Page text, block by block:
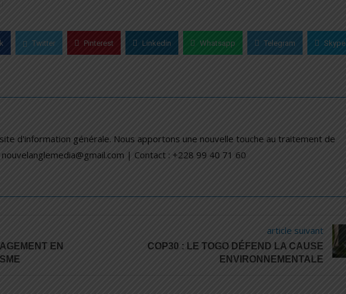
Twitter Pinterest Linkedin Whatsapp Telegram Skype
d'information générale. Nous apportons une nouvelle touche au traitement de
| Contact : +228 99 40 71 60
EN
article suivant
COP30 : LE TOGO DÉFEND LA CAUSE
ENVIRONNEMENTALE